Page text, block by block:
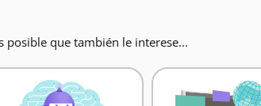
posible que también le interese...